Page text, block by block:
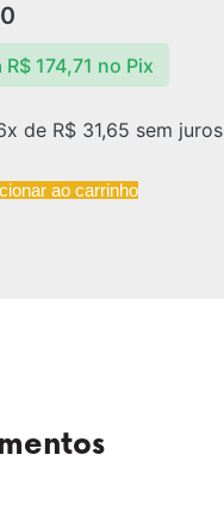
de R$ 31,65 sem juros
R$174,71 no Pix
ao carrinho